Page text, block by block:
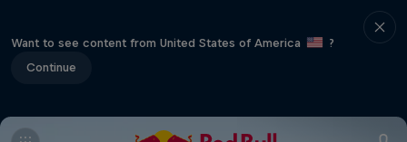
Want to see content from United States of America
?
Continue